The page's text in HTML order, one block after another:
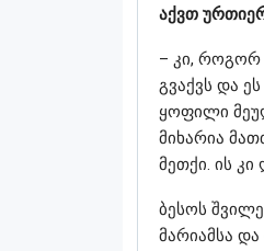
აქვთ
– კი, როგორ
გვაქვს და
ყოფილი
მიხარია
მეთქი. ის
ბესოს
მარიამსა